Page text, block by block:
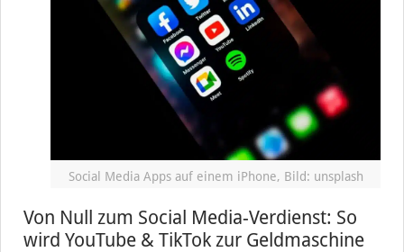
Social Media Apps auf einem iPhone, Bild: unsplash
Von Null zum Social Media-Verdienst: So
wird YouTube & TikTok zur Geldmaschine